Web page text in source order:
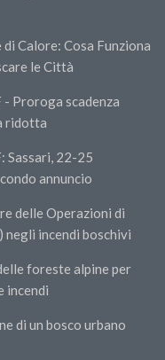
Calore: Cosa Funziona
le Città
- Proroga scadenza
ridotta
Sassari, 22-25
annuncio
delle Operazioni di
negli incendi boschivi
foreste alpine per
incendi
di un bosco urbano